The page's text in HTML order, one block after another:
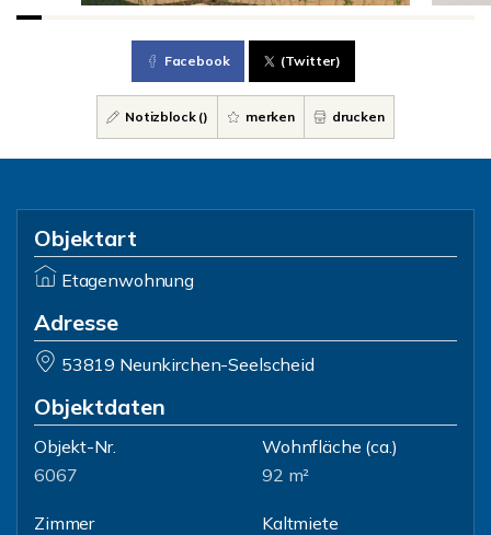
Facebook (Twitter)
Notizblock () merken drucken
Objektart
Etagenwohnung
Adresse
53819 Neunkirchen-Seelscheid
Objektdaten
Objekt-Nr.
6067
Wohnfläche (ca.)
92 m²
Zimmer
Kaltmiete